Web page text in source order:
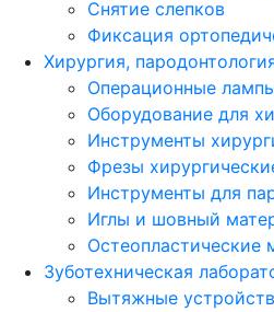
Снятие слепков
Фиксация
Хирургия,
Операционные
Оборудование для
Инструменты
Фрезы
Инструменты для
Иглы и шовный
Остеопластические
Зуботехническая
Вытяжные